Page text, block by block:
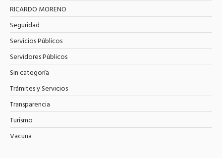
RICARDO MORENO
Seguridad
Servicios Públicos
Servidores Públicos
Sin categoría
Trámites y Servicios
Transparencia
Turismo
Vacuna